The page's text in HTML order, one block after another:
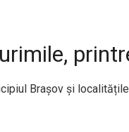
Brașov și